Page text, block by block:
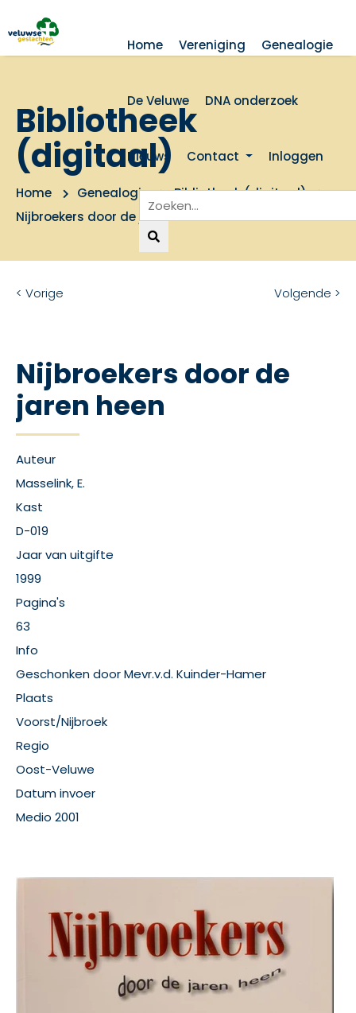
Home Vereniging Genealogie
De Veluwe DNA onderzoek
Nieuws Contact Inloggen
Bibliotheek
(digitaal)
Home Genealogie
Bibliotheek (digitaal)
Nijbroekers door de jaren heen
< Vorige Volgende >
Nijbroekers door de
jaren heen
Auteur
Masselink, E.
Kast
D-019
Jaar van uitgifte
1999
Pagina's
63
Info
Geschonken door Mevr.v.d. Kuinder-Hamer
Plaats
Voorst/Nijbroek
Regio
Oost-Veluwe
Datum invoer
Medio 2001